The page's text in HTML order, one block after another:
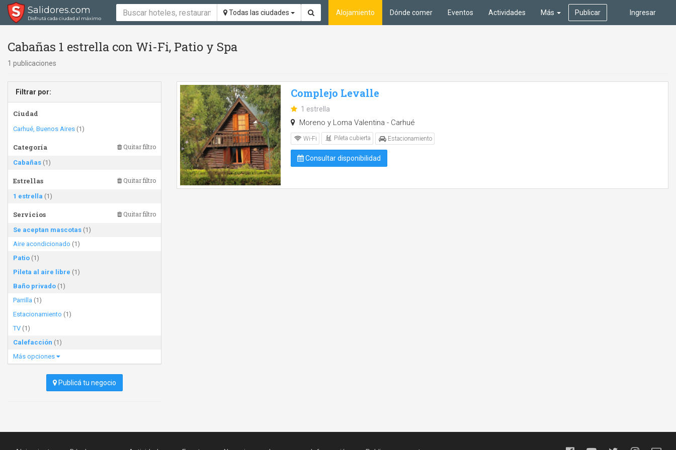
Salidores.com
Disfrutá cada ciudad al máximo
Todas las ciudades Ingresar
Alojamiento Dónde comer Eventos Actividades Más Publicar
Cabañas 1 estrella con Wi-Fi, Patio y Spa
1 publicaciones
Filtrar por:
Ciudad
Carhué, Buenos Aires (1)
Categoría Quitar filtro
Cabañas (1)
Estrellas Quitar filtro
1 estrella (1)
Servicios Quitar filtro
Se aceptan mascotas (1)
Aire acondicionado (1)
Patio (1)
Pileta al aire libre (1)
Baño privado (1)
Parrilla (1)
Estacionamiento (1)
TV (1)
Calefacción (1)
Más opciones
Publicá tu negocio
Complejo Levalle
1 estrella
Moreno y Loma Valentina - Carhué
Wi-Fi Pileta cubierta Estacionamiento
Consultar disponibilidad